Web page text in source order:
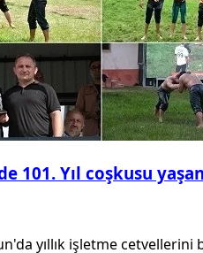
101. Yıl coşkusu
yıllık işletme cetvellerini